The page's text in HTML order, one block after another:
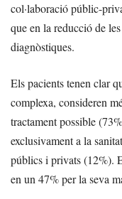
col·laboració públic-
que en la reducció de
diagnòstiques.
Els pacients tenen clar
complexa, consideren
tractament possible
exclusivament a la
públics i privats (12%).
en un 47% per la seva